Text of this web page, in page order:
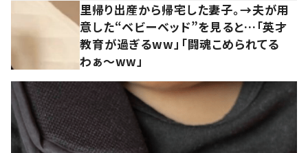
里帰り出産から帰宅した妻子。→夫が用
意した“ベビーベッド”を見ると…「英才
教育が過ぎるww」「闘魂こめられてる
わぁ～ww」